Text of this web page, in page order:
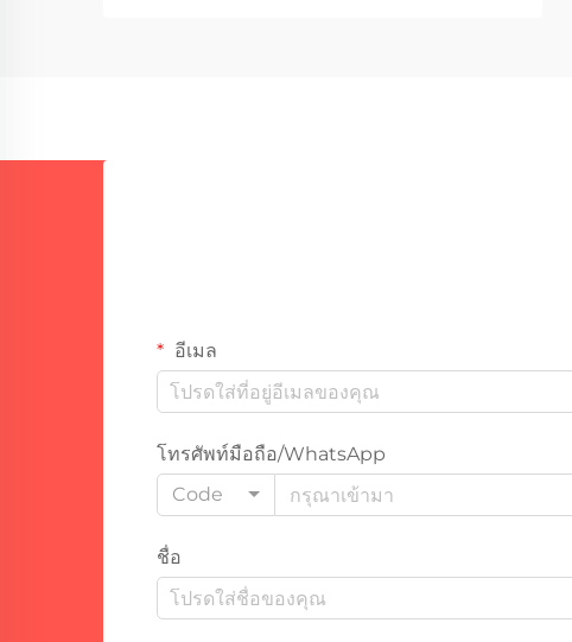
อีเมล
โทรศัพท์มือถือ/WhatsApp
Code
ชื่อ